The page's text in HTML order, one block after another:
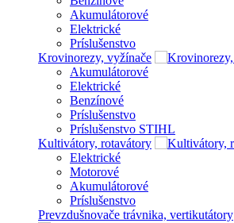
Akumulátorové
Elektrické
Príslušenstvo
Krovinorezy, vyžínače
Akumulátorové
Elektrické
Benzínové
Príslušenstvo
Príslušenstvo STIHL
Kultivátory, rotavátory
Elektrické
Motorové
Akumulátorové
Príslušenstvo
Prevzdušnovače trávnika, vertikutátory